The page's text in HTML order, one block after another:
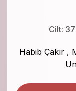
Cilt: 37
Habib Çakır,